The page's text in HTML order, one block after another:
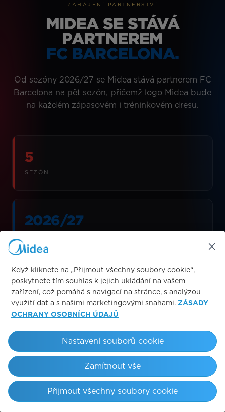
ZAHÁJENÍ PARTNERSTVÍ
MIDEA SE STÁVÁ
PARTNEREM
FC BARCELONA.
Od sezóny 2026/27 se Midea stává partnerem FC
Barcelona na pět sezón, přičemž logo Midea bude
na každém zápasovém i tréninkovém dresu.
5
SEZÓN
2026/27
Rukáv
UMÍSTĚNÍ LOGA
SAGRADA FAMÍLIA ARC
Když kliknete na „Přijmout všechny soubory cookie“,
poskytnete tím souhlas k jejich ukládání na vašem
zařízení, což pomáhá s navigací na stránce, s analýzou
využití dat a s našimi marketingovými snahami. ZÁSADY
OCHRANY OSOBNÍCH ÚDAJŮ
Zamítnout vše
Přijmout všechny soubory cookie
Nastavení souborů cookie